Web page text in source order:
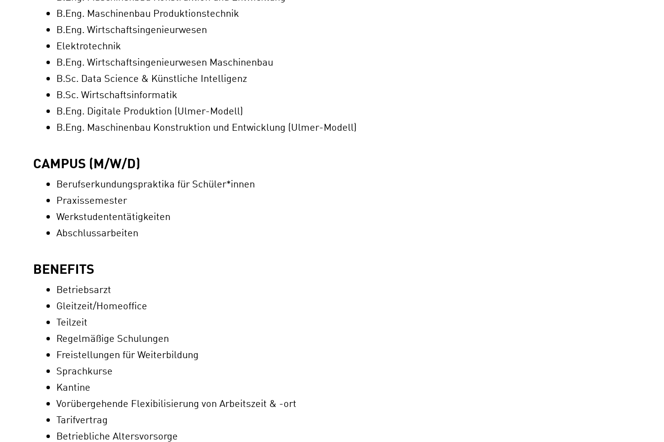
B.Eng. Maschinenbau Produktionstechnik
B.Eng. Wirtschaftsingenieurwesen
Elektrotechnik
B.Eng. Wirtschaftsingenieurwesen Maschinenbau
B.Sc. Data Science & Künstliche Intelligenz
B.Sc. Wirtschaftsinformatik
B.Eng. Digitale Produktion (Ulmer-Modell)
B.Eng. Maschinenbau Konstruktion und Entwicklung (Ulmer-Modell)
CAMPUS (M/W/D)
Berufserkundungspraktika für Schüler*innen
Praxissemester
Werkstudententätigkeiten
Abschlussarbeiten
BENEFITS
Betriebsarzt
Gleitzeit/Homeoffice
Teilzeit
Regelmäßige Schulungen
Freistellungen für Weiterbildung
Sprachkurse
Kantine
Vorübergehende Flexibilisierung von Arbeitszeit & -ort
Tarifvertrag
Betriebliche Altersvorsorge